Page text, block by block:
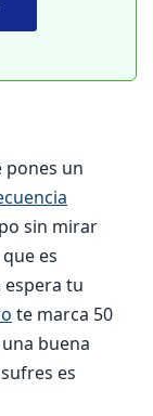
pones un
sin mirar
es
tu
te marca 50
buena
es